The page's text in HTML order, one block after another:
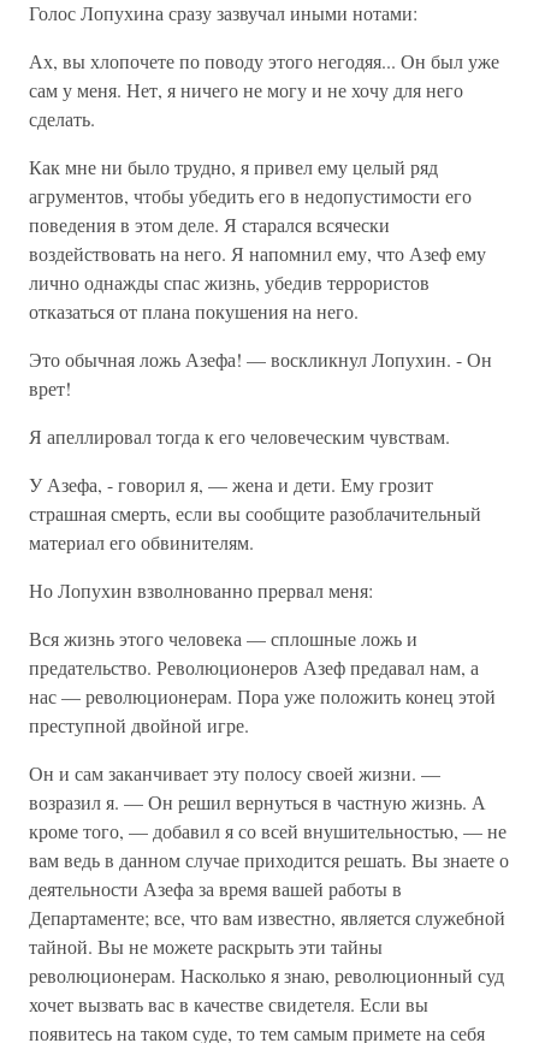
Голос Лопухина сразу зазвучал иными нотами:
Ах, вы хлопочете по поводу этого негодяя... Он был уже
сам у меня. Нет, я ничего не могу и не хочу для него
сделать.
Как мне ни было трудно, я привел ему целый ряд
агрументов, чтобы убедить его в недопустимости его
поведения в этом деле. Я старался всячески
воздействовать на него. Я напомнил ему, что Азеф ему
лично однажды спас жизнь, убедив террористов
отказаться от плана покушения на него.
Это обычная ложь Азефа! — воскликнул Лопухин. - Он
врет!
Я апеллировал тогда к его человеческим чувствам.
У Азефа, - говорил я, — жена и дети. Ему грозит
страшная смерть, если вы сообщите разоблачительный
материал его обвинителям.
Но Лопухин взволнованно прервал меня:
Вся жизнь этого человека — сплошные ложь и
предательство. Революционеров Азеф предавал нам, а
нас — революционерам. Пора уже положить конец этой
преступной двойной игре.
Он и сам заканчивает эту полосу своей жизни. —
возразил я. — Он решил вернуться в частную жизнь. А
кроме того, — добавил я со всей внушительностью, — не
вам ведь в данном случае приходится решать. Вы знаете о
деятельности Азефа за время вашей работы в
Департаменте; все, что вам известно, является служебной
тайной. Вы не можете раскрыть эти тайны
революционерам. Насколько я знаю, революционный суд
хочет вызвать вас в качестве свидетеля. Если вы
появитесь на таком суде, то тем самым примете на себя